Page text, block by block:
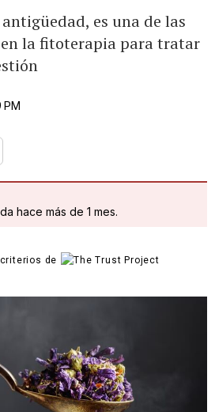
es una de las
la fitoterapia para tratar
PM
hace más de 1 mes.
de